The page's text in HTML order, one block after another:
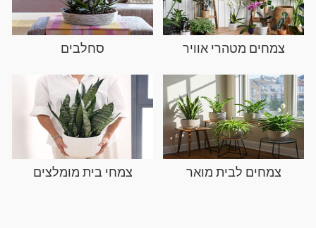
צמחים מטהרי אוויר סחלבים
צמחים לבית מואר צמחי בית מומלצים